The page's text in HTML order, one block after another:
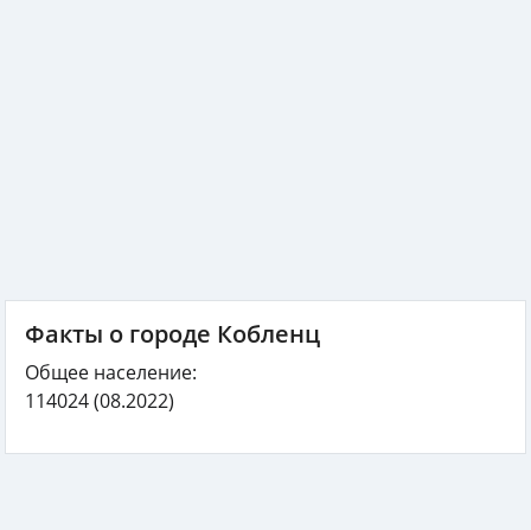
Факты о городе Кобленц
Общее население:
114024(08.2022)